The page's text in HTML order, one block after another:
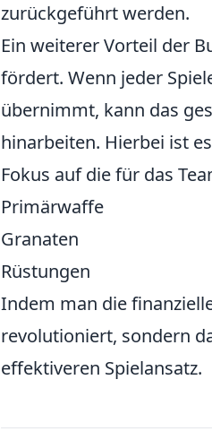
zurückgeführt werden.
Ein weiterer Vorteil der
fördert. Wenn jeder
übernimmt, kann das
hinarbeiten. Hierbei ist
Fokus auf die für das
Primärwaffe
Granaten
Rüstungen
Indem man die
revolutioniert, sondern
effektiveren Spielansatz.